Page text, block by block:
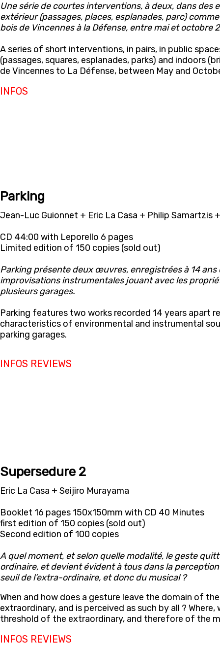
Une série de courtes interventions, à deux, dans des
extérieur (passages, places, esplanades, parc)
bois de Vincennes à la Défense, entre mai et octobre
A series of short interventions, in pairs, in public
(passages, squares, esplanades, parks) and indoors
de Vincennes to La Défense, between May and
INFOS
Parking
Jean-Luc Guionnet + Eric La Casa + Philip Samartzis
CD 44:00 with Leporello 6 pages
Limited edition of 150 copies (sold out)
Parking présente deux œuvres, enregistrées à 14
improvisations instrumentales jouant avec les
plusieurs garages.
Parking features two works recorded 14 years apart
characteristics of environmental and instrumental
parking garages.
INFOS REVIEWS
Supersedure 2
Eric La Casa + Seijiro Murayama
Booklet 16 pages 150x150mm with CD 40 Minutes
first edition of 150 copies (sold out)
Second edition of 100 copies
A quel moment, et selon quelle modalité, le geste
ordinaire, et devient évident à tous dans la perception
seuil de l’extra-ordinaire, et donc du musical ?
When and how does a gesture leave the domain of
extraordinary, and is perceived as such by all ?
threshold of the extraordinary, and therefore of the
INFOS REVIEWS